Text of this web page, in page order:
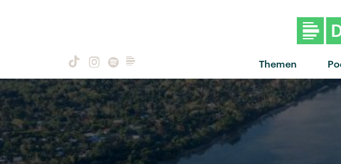
Themen